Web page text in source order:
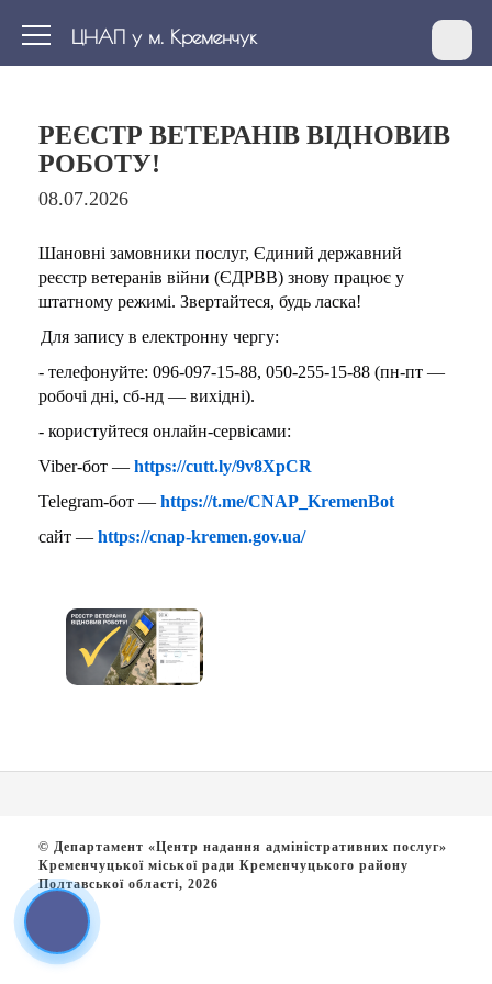
ЦНАП у м. Кременчук
РЕЄСТР ВЕТЕРАНІВ ВІДНОВИВ
РОБОТУ!
08.07.2026
Шановні замовники послуг, Єдиний державний
реєстр ветеранів війни (ЄДРВВ) знову працює у
штатному режимі. Звертайтеся, будь ласка!
Для запису в електронну чергу:
- телефонуйте: 096-097-15-88, 050-255-15-88 (пн-пт —
робочі дні, сб-нд — вихідні).
- користуйтеся онлайн-сервісами:
Viber-бот — https://cutt.ly/9v8XpCR
Telegram-бот — https://t.me/CNAP_KremenBot
сайт — https://cnap-kremen.gov.ua/
© Департамент «Центр надання адміністративних послуг»
Кременчуцької міської ради Кременчуцького району
Полтавської області, 2026